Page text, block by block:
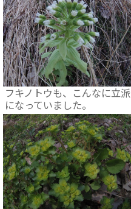
フキノトウも、こんなに立派
になっていました。